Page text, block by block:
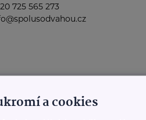
725 565 273
ústav duševního zdraví
a cookies